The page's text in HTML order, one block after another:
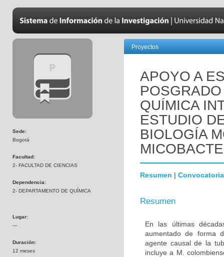
Sede:
Bogotá
Facultad:
2- FACULTAD DE CIENCIAS
Dependencia:
2- DEPARTAMENTO DE QUÍMICA
Lugar:
---
Duración:
12 meses
Proyectos
APOYO A
QUÍMICA
ESTUDIO
BIOLOGÍA
Resumen | Convocatoria
Resumen
En las últimas
aumentado de forma
agente causal de la
incluye a M.